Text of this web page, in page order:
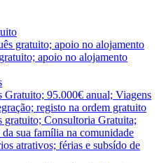
gratuito; apoio no alojamento
apoio no alojamento
Gratuito; 95.000€ anual; Viagens
registo na ordem gratuito
gratuito; Consultoria Gratuita;
sua família na comunidade
atrativos; férias e subsído de